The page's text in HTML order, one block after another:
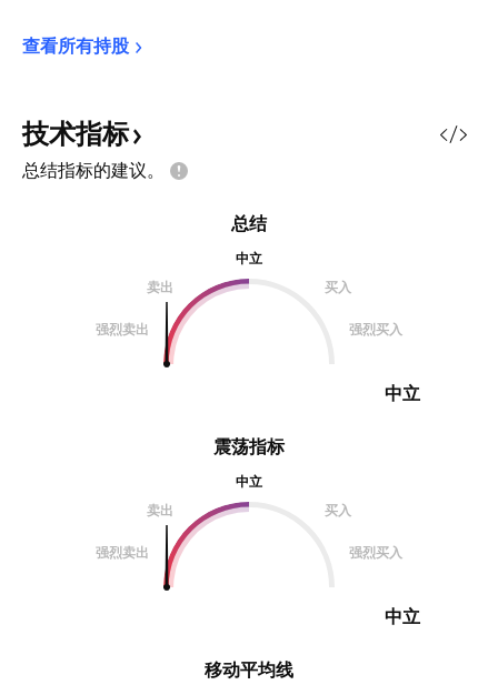
查看所有持股
技术指标
总结指标的建议。
震荡指标
中立
卖出
买入
强烈卖出 强烈买入
中立
总结
中立
卖出
买入
强烈卖出 强烈买入
中立
移动平均线